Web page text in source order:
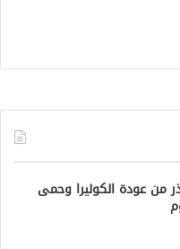
من عودة الكوليرا وحمى